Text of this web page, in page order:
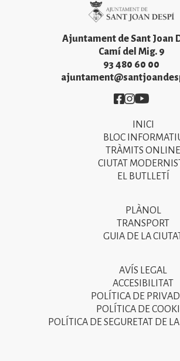
Ajuntament de Sant Joan
Camí del Mig. 9
93 480 60 00
Imatge
Imatge
Imatge
INICI
BLOC
TRÀMITS ONLINE
CIUTAT
EL BUTLLETÍ
PLÀNOL
TRANSPORT
GUIA DE LA
AVÍS LEGAL
ACCESIBILITAT
POLÍTICA DE
POLÍTICA DE
POLÍTICA DE SEGURETAT DE